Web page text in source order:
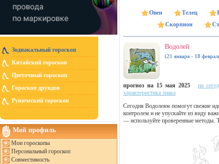
Зодиакальный гороскоп
Китайский гороскоп
Цветочный гороскоп
Гороскоп друидов
Рунический гороскоп
Мой профиль
Мои гороскопы
Персональный гороскоп
Совместимость
Овен Телец
Скорпион
Водолей
(21 января - 18
прогноз на 15 мая 2025
на
характеристика знака
Сегодня Водолеям помогут свежие
контролем и не упускайте из виду
— используйте проверенные методы.